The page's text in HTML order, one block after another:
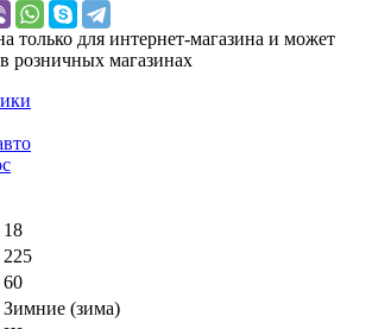
только для интернет-магазина и может
розничных магазинах
18
225
60
Зимние (зима)